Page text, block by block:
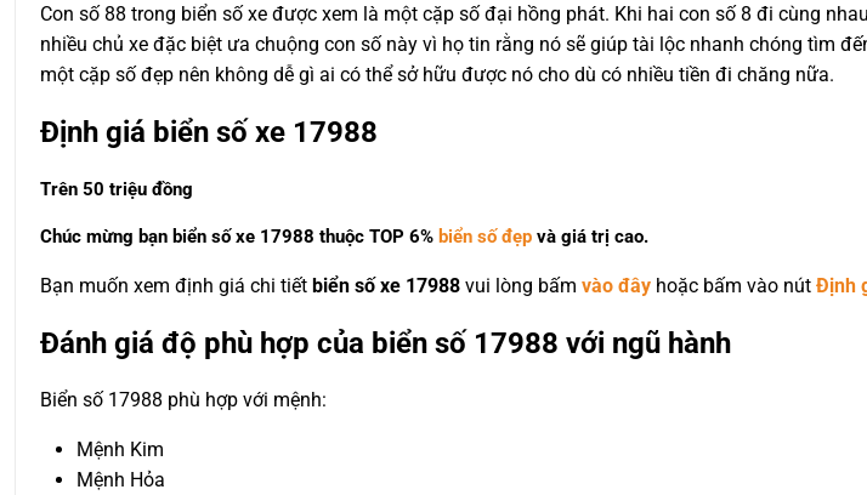
Con số 88 trong biển số xe được xem là một cặp số đại hồng phát. Khi hai con số 8 đi cùng
nhiều chủ xe đặc biệt ưa chuộng con số này vì họ tin rằng nó sẽ giúp tài lộc nhanh chóng tìm
một cặp số đẹp nên không dễ gì ai có thể sở hữu được nó cho dù có nhiều tiền đi chăng nữa.
Định giá biển số xe 17988
Trên 50 triệu đồng
Chúc mừng bạn biển số xe 17988 thuộc TOP 6% biển số đẹp và giá trị cao.
Bạn muốn xem định giá chi tiết biển số xe 17988 vui lòng bấm vào đây hoặc bấm vào nút Định
Đánh giá độ phù hợp của biển số 17988 với ngũ hành
Biển số 17988 phù hợp với mệnh:
Mệnh Kim
Mệnh Hỏa